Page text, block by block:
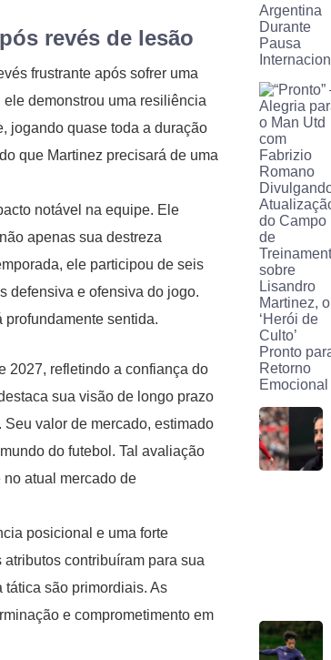
revés de lesão
frustrante após sofrer uma
ele demonstrou uma resiliência
jogando quase toda a duração
que Martinez precisará de uma
notável na equipe. Ele
apenas sua destreza
ele participou de seis
defensiva e ofensiva do jogo.
sentida.
2027, refletindo a confiança do
sua visão de longo prazo
valor de mercado, estimado
do futebol. Tal avaliação
atual mercado de
posicional e uma forte
contribuíram para sua
são primordiais. As
e comprometimento em